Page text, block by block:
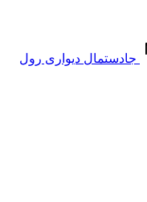
جادستمال دیواری رول